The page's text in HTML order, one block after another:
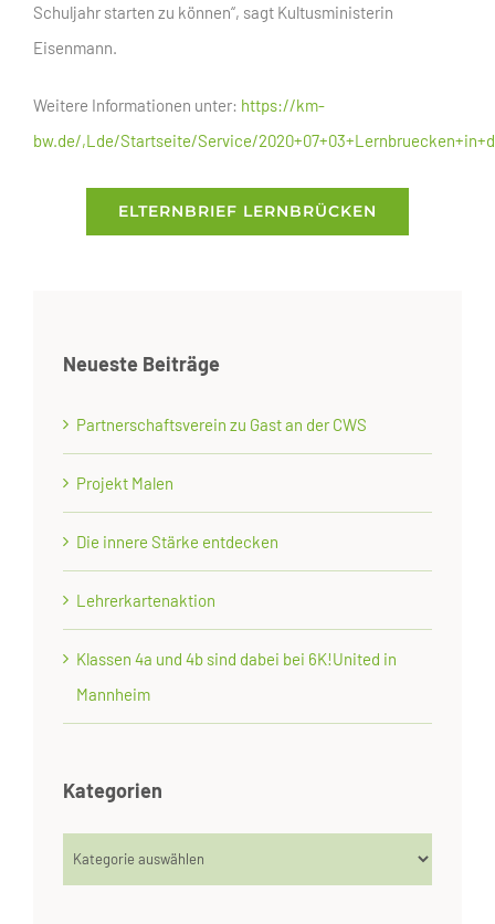
Schuljahr starten zu können“, sagt Kultusministerin
Eisenmann.
Weitere Informationen unter: https://km-
bw.de/,Lde/Startseite/Service/
ELTERNBRIEF LERNBRÜCKEN
Neueste Beiträge
Partnerschaftsverein zu Gast an der CWS
Projekt Malen
Die innere Stärke entdecken
Lehrerkartenaktion
Klassen 4a und 4b sind dabei bei 6K!United in
Mannheim
Kategorien
Kategorien